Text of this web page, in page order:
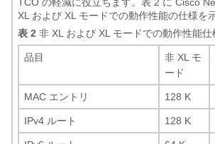
XL および XL モードでの動作性能の仕様を
表 2 非 XL および XL モードでの動作性能仕
品目
非 XL モ
ード
MAC エントリ 128 K
IPv4 ルート 128 K